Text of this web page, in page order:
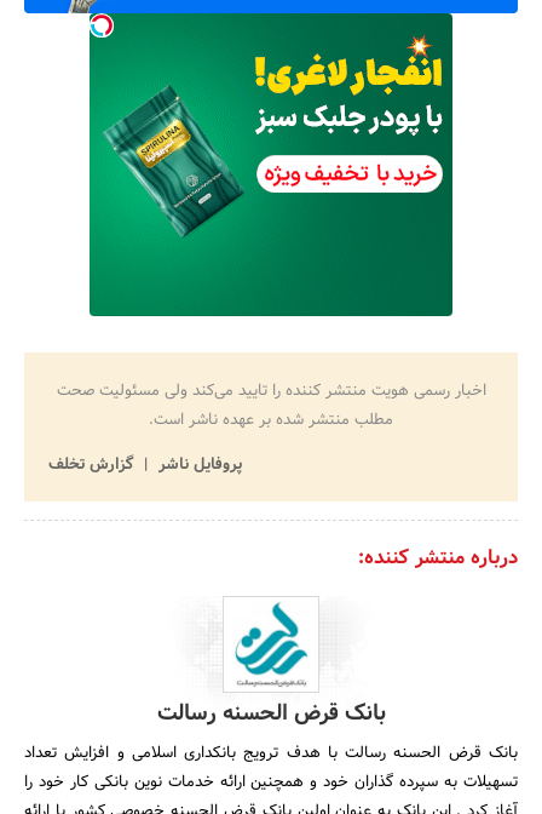
اخبار رسمی هویت منتشر کننده را تایید می‌کند ولی مسئولیت صحت
مطلب منتشر شده بر عهده ناشر است.
پروفایل ناشر
گزارش تخلف
درباره منتشر کننده:
بانک قرض الحسنه رسالت
بانک قرض الحسنه رسالت با هدف ترویج بانکداری اسلامی و افزایش تعداد
تسهیلات به سپرده گذاران خود و همچنین ارائه خدمات نوین بانکی کار خود را